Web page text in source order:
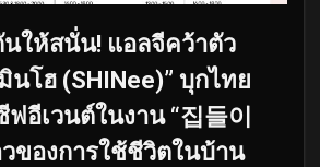
นให้สนั่น! แอลจีคว้าตัว
นโฮ (SHINee)” บุกไทย
อีเวนต์ในงาน “집들이
วของการใช้ชีวิตในบ้าน